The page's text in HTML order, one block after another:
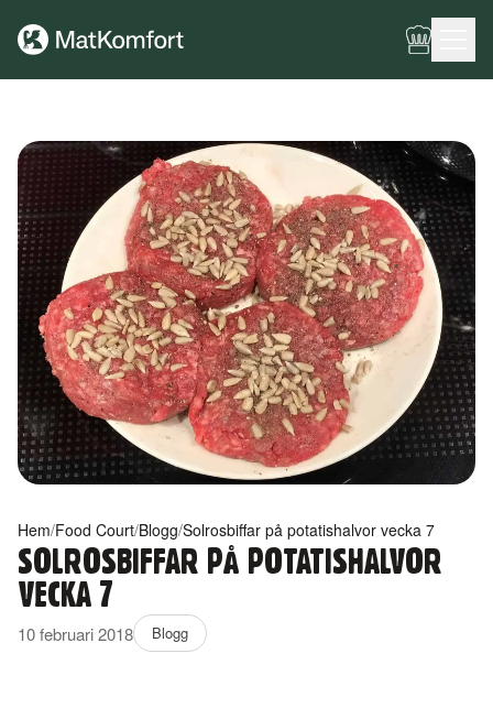
Hem/Food Court/Blogg/Solrosbiffar på potatishalvor vecka 7
SOLROSBIFFAR PÅ POTATISHALVOR
VECKA 7
10 februari 2018 Blogg